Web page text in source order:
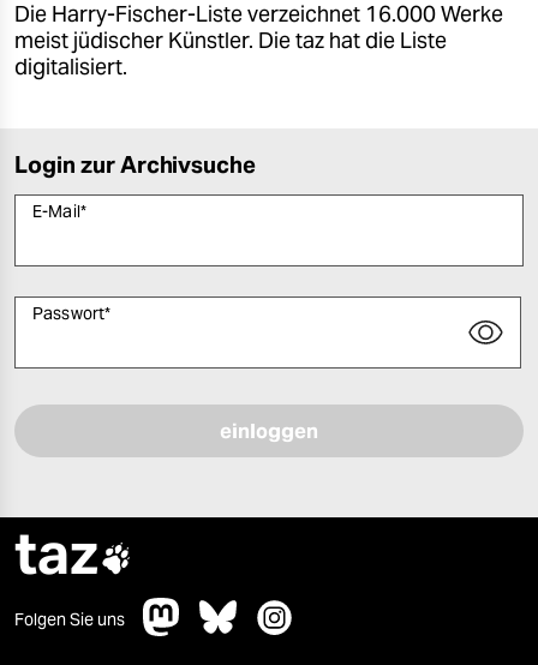
Die Harry-Fischer-Liste verzeichnet 16.000 Werke
meist jüdischer Künstler. Die taz hat die Liste
digitalisiert.
Login zur Archivsuche
E-Mail*
Passwort*
taz
Folgen Sie uns